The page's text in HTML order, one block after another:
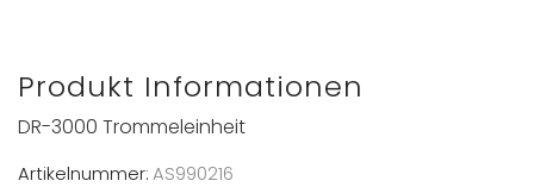
Produkt Informationen
DR-3000 Trommeleinheit
Artikelnummer:AS990216